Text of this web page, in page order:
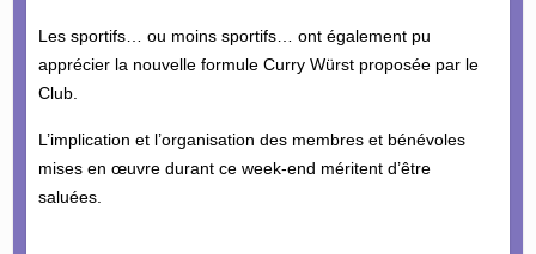
Les sportifs… ou moins sportifs… ont également pu
apprécier la nouvelle formule Curry Würst proposée par le
Club.
L’implication et l’organisation des membres et bénévoles
mises en œuvre durant ce week-end méritent d’être
saluées.